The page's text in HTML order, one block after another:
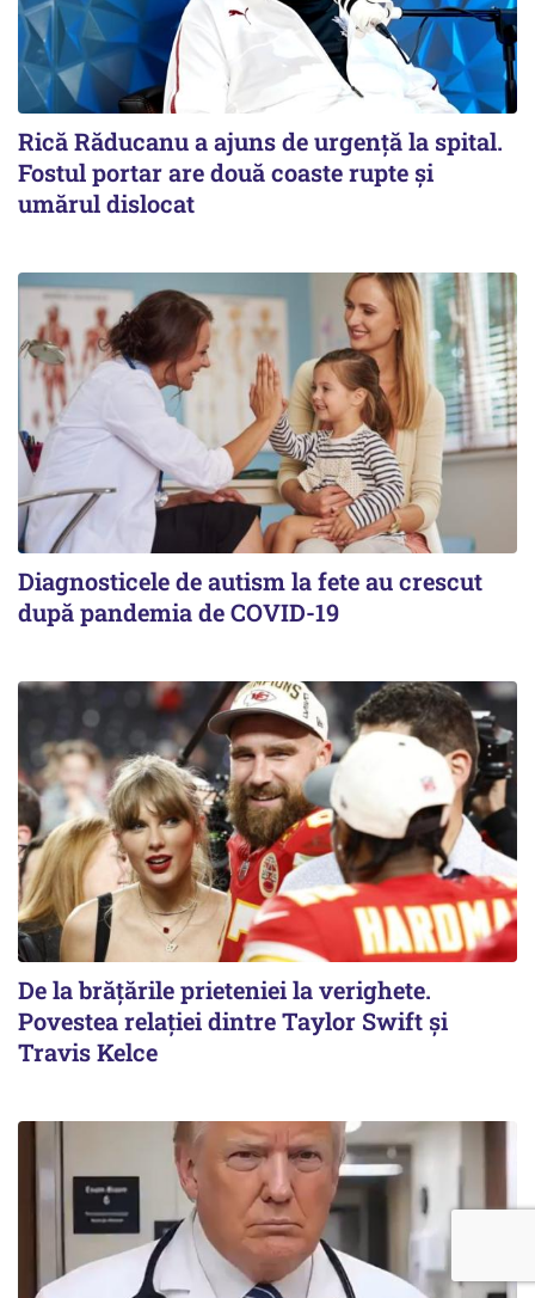
Rică Răducanu a ajuns de urgență la spital.
Fostul portar are două coaste rupte și
umărul dislocat
Diagnosticele de autism la fete au crescut
după pandemia de COVID-19
De la brățările prieteniei la verighete.
Povestea relației dintre Taylor Swift și
Travis Kelce